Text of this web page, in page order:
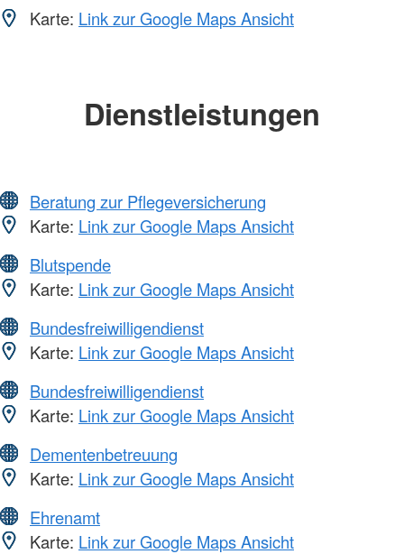
Karte: Link zur Google Maps Ansicht
Dienstleistungen
Beratung zur Pflegeversicherung
Karte: Link zur Google Maps Ansicht
Blutspende
Karte: Link zur Google Maps Ansicht
Bundesfreiwilligendienst
Karte: Link zur Google Maps Ansicht
Bundesfreiwilligendienst
Karte: Link zur Google Maps Ansicht
Dementenbetreuung
Karte: Link zur Google Maps Ansicht
Ehrenamt
Karte: Link zur Google Maps Ansicht